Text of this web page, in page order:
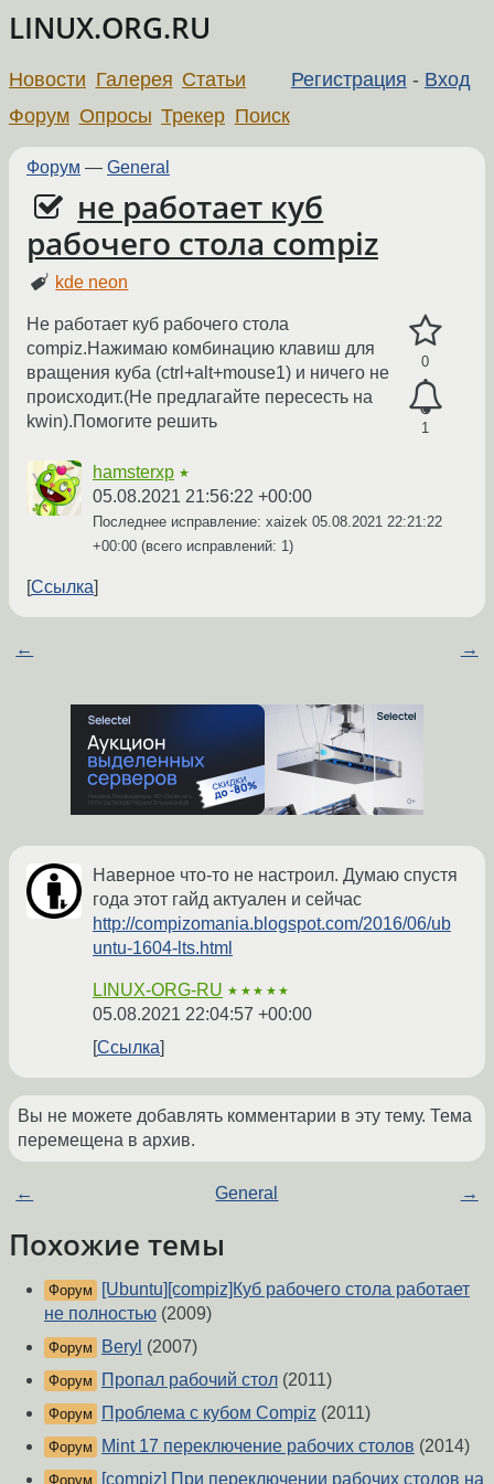
LINUX.ORG.RU
Регистрация - Вход
Новости Галерея Статьи
Форум Опросы Трекер Поиск
Форум — General
не работает куб
рабочего стола compiz
kde neon
0
1
Не работает куб рабочего стола
compiz.Нажимаю комбинацию клавиш для
вращения куба (ctrl+alt+mouse1) и ничего не
происходит.(Hе предлагайте пересесть на
kwin).Помогите решить
hamsterxp ★
05.08.2021 21:56:22 +00:00
Последнее исправление: xaizek 05.08.2021 22:21:22
+00:00 (всего исправлений: 1)
Ссылка
← →
Наверное что-то не настроил. Думаю спустя
года этот гайд актуален и сейчас
http://compizomania.blogspot.com/2016/06/ub
untu-1604-lts.html
LINUX-ORG-RU ★★★★★
05.08.2021 22:04:57 +00:00
Ссылка
Вы не можете добавлять комментарии в эту тему. Тема
перемещена в архив.
← General →
Похожие темы
Форум
[Ubuntu][compiz]Куб рабочего стола работает
не полностью (2009)
Форум Beryl (2007)
Форум Пропал рабочий стол (2011)
Форум Проблема с кубом Compiz (2011)
Форум Mint 17 переключение рабочих столов (2014)
Форум [compiz] При переключении рабочих столов на